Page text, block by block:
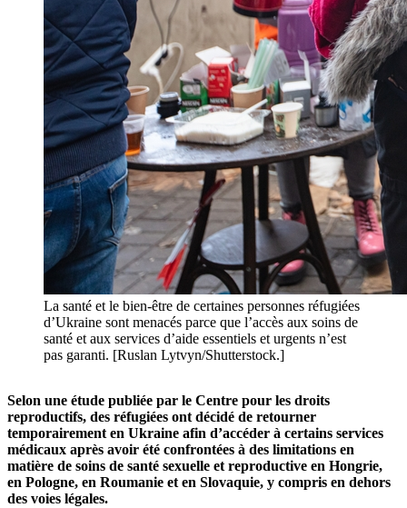
La santé et le bien-être de certaines personnes réfugiées
d’Ukraine sont menacés parce que l’accès aux soins de
santé et aux services d’aide essentiels et urgents n’est
pas garanti. [Ruslan Lytvyn/Shutterstock.]
Selon une étude publiée par le Centre pour les droits
reproductifs, des réfugiées ont décidé de retourner
temporairement en Ukraine afin d’accéder à certains services
médicaux après avoir été confrontées à des limitations en
matière de soins de santé sexuelle et reproductive en Hongrie,
en Pologne, en Roumanie et en Slovaquie, y compris en dehors
des voies légales.